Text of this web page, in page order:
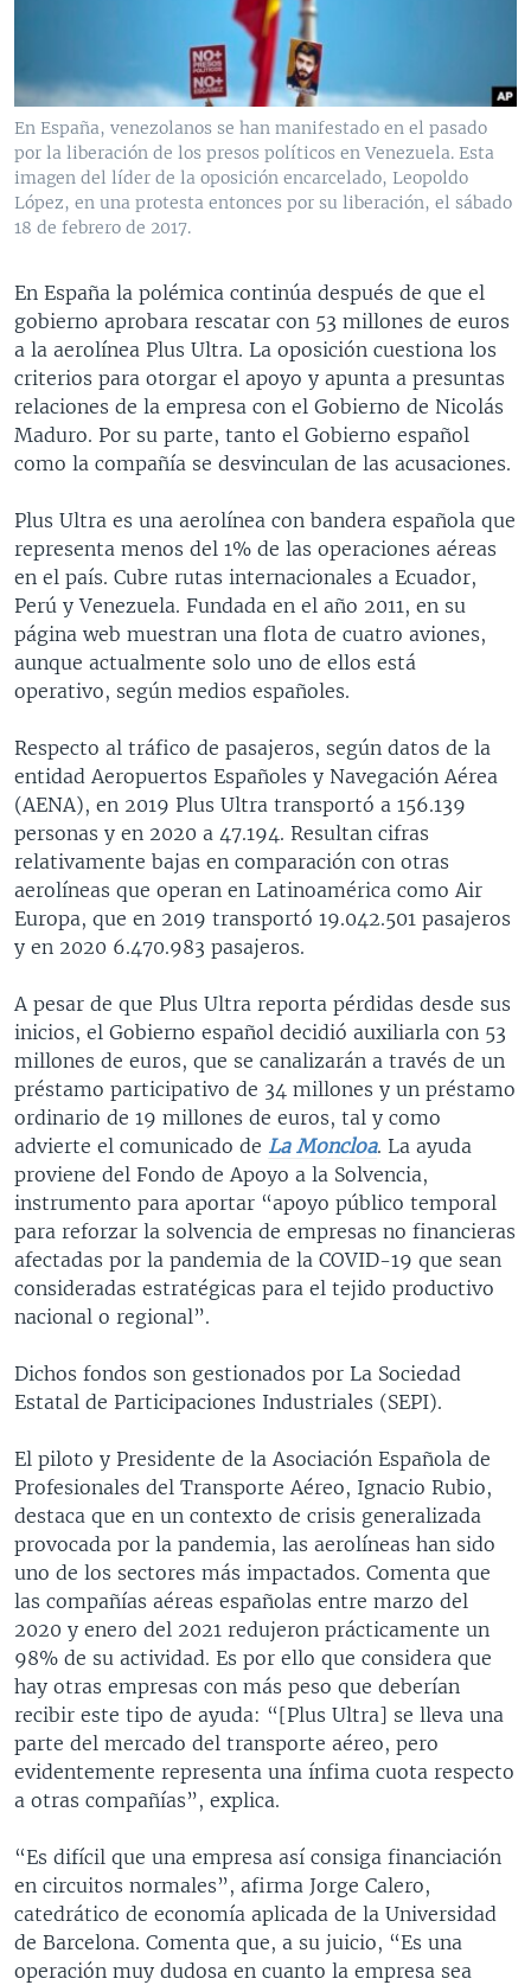
ENTRETENIMIENTO Y CULTURA
TECNOLOGÍA
DEPORTES
CIENCIA Y SALUD
FOTOGRAFÍA
AUDIOS
EL MUNDO AL DÍA
FORO INTERAMERICANO
VISIÓN 360
LAS CLAVES
RADIO
AVANCE INFORMATIVO
AUDIONOTICIAS
BUENOS DÍAS AMÉRICA
EL MUNDO AL DÍA [RADIO]
FORO [RADIO]
DEPORTIVO INTERNACIONAL
NOTA ECONÓMICA
DIRECT
DOCUMENTALES DE LA VOA
SÍGANOS
Idiomas
En España, venezolanos se han manifestado en el pasado
por la liberación de los presos políticos en Venezuela. Esta
imagen del líder de la oposición encarcelado, Leopoldo
López, en una protesta entonces por su liberación, el sábado
18 de febrero de 2017.
En España la polémica continúa después de que el
gobierno aprobara rescatar con 53 millones de euros
a la aerolínea Plus Ultra. La oposición cuestiona los
criterios para otorgar el apoyo y apunta a presuntas
relaciones de la empresa con el Gobierno de Nicolás
Maduro. Por su parte, tanto el Gobierno español
como la compañía se desvinculan de las acusaciones.
Plus Ultra es una aerolínea con bandera española que
representa menos del 1% de las operaciones aéreas
en el país. Cubre rutas internacionales a Ecuador,
Perú y Venezuela. Fundada en el año 2011, en su
página web muestran una flota de cuatro aviones,
aunque actualmente solo uno de ellos está
operativo, según medios españoles.
Respecto al tráfico de pasajeros, según datos de la
entidad Aeropuertos Españoles y Navegación Aérea
(AENA), en 2019 Plus Ultra transportó a 156.139
personas y en 2020 a 47.194. Resultan cifras
relativamente bajas en comparación con otras
aerolíneas que operan en Latinoamérica como Air
Europa, que en 2019 transportó 19.042.501 pasajeros
y en 2020 6.470.983 pasajeros.
A pesar de que Plus Ultra reporta pérdidas desde sus
inicios, el Gobierno español decidió auxiliarla con 53
millones de euros, que se canalizarán a través de un
préstamo participativo de 34 millones y un préstamo
ordinario de 19 millones de euros, tal y como
advierte el comunicado de La Moncloa. La ayuda
proviene del Fondo de Apoyo a la Solvencia,
instrumento para aportar “apoyo público temporal
para reforzar la solvencia de empresas no financieras
afectadas por la pandemia de la COVID-19 que sean
consideradas estratégicas para el tejido productivo
nacional o regional”.
Dichos fondos son gestionados por La Sociedad
Estatal de Participaciones Industriales (SEPI).
El piloto y Presidente de la Asociación Española de
Profesionales del Transporte Aéreo, Ignacio Rubio,
destaca que en un contexto de crisis generalizada
provocada por la pandemia, las aerolíneas han sido
uno de los sectores más impactados. Comenta que
las compañías aéreas españolas entre marzo del
2020 y enero del 2021 redujeron prácticamente un
98% de su actividad. Es por ello que considera que
hay otras empresas con más peso que deberían
recibir este tipo de ayuda: “[Plus Ultra] se lleva una
parte del mercado del transporte aéreo, pero
evidentemente representa una ínfima cuota respecto
a otras compañías”, explica.
“Es difícil que una empresa así consiga financiación
en circuitos normales”, afirma Jorge Calero,
catedrático de economía aplicada de la Universidad
de Barcelona. Comenta que, a su juicio, “Es una
operación muy dudosa en cuanto la empresa sea